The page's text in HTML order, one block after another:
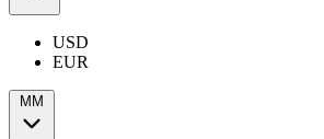
USD
EUR
ММ